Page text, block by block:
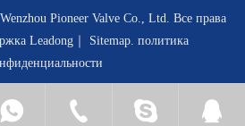
Pioneer Valve Co., Ltd. Все права
Leadong Sitemap политика